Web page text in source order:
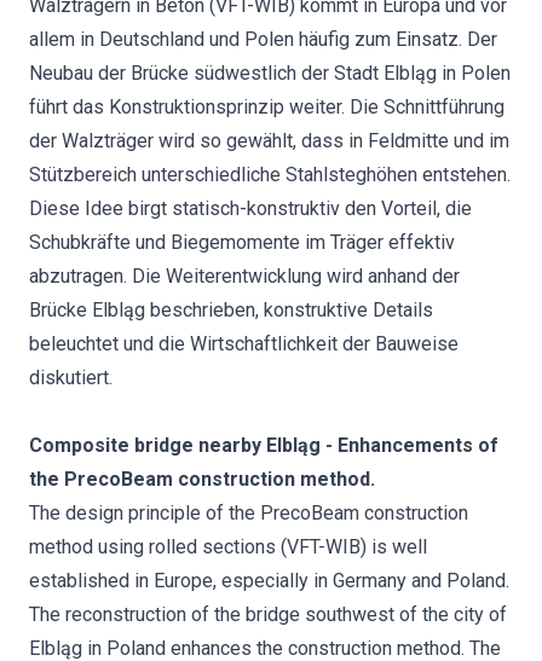
Walzträgern in Beton (VFT-WIB) kommt in Europa und vor
allem in Deutschland und Polen häufig zum Einsatz. Der
Neubau der Brücke südwestlich der Stadt Elbląg in Polen
führt das Konstruktionsprinzip weiter. Die Schnittführung
der Walzträger wird so gewählt, dass in Feldmitte und im
Stützbereich unterschiedliche Stahlsteghöhen entstehen.
Diese Idee birgt statisch-konstruktiv den Vorteil, die
Schubkräfte und Biegemomente im Träger effektiv
abzutragen. Die Weiterentwicklung wird anhand der
Brücke Elbląg beschrieben, konstruktive Details
beleuchtet und die Wirtschaftlichkeit der Bauweise
diskutiert.
Composite bridge nearby Elbląg - Enhancements of
the PrecoBeam construction method.
The design principle of the PrecoBeam construction
method using rolled sections (VFT-WIB) is well
established in Europe, especially in Germany and Poland.
The reconstruction of the bridge southwest of the city of
Elbląg in Poland enhances the construction method. The